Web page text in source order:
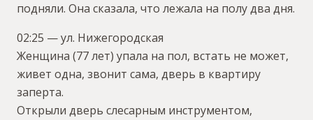
подняли. Она сказала, что лежала на полу два дня.
02:25 — ул. Нижегородская
Женщина (77 лет) упала на пол, встать не может,
живет одна, звонит сама, дверь в квартиру
заперта.
Открыли дверь слесарным инструментом,